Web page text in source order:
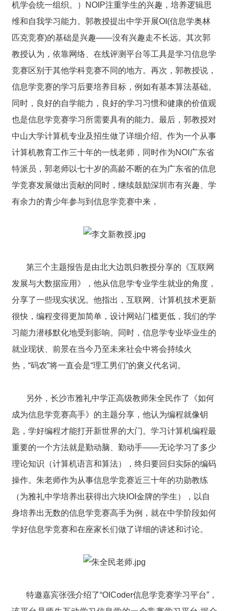
机学会统一组织。）NOIP注重学生的兴趣，培养逻辑思
维和自我学习能力。郭教授提出中学开展OI(信息学奥林
匹克竞赛)的基础是兴趣——没有兴趣走不长远。其次郭
教授认为，依靠网络、在线评测平台等工具是学习信息学
竞赛区别于其他学科竞赛不同的地方。再次，郭教授说，
信息学竞赛的学习后要培养目标，例如有基本算法基础。
同时，良好的自学能力，良好的学习习惯和健康的价值观
也是信息学竞赛学习所需要具有的能力。最后，郭教授对
中山大学计算机专业及招生做了详细介绍。作为一个从事
计算机教育工作三十年的一线老师，同时作为NOI广东省
特派员，郭老师以七十岁的高龄不断的在为广东省的信息
学竞赛发展做出贡献的同时，继续鼓励深圳市有兴趣、学
有余力的青少年参与到信息学竞赛中来，
第三个主题报告是由北大边凯归教授分享的《互联网
发展与大数据应用》，他从信息学专业学生就业的角度，
分享了一些现实状况。他指出，互联网、计算机技术更新
很快，编程变得更加简单，设计网站门槛更低，我们的学
习能力潜移默化地受到影响。同时，信息学专业毕业生的
就业现状、前景在当今乃至未来社会中将会持续火
热，“码农”将一直会是“理工男们”的褒义代名词。
另外，长沙市雅礼中学正高级教师朱全民作了《如何
成为信息学竞赛高手》的主题分享，他认为编程就像钥
匙，学好编程才能打开新世界的大门。学习计算机编程最
重要的一个方法就是勤动脑、勤动手——无论学习了多少
理论知识（计算机语言和算法），终归要回归实际的编码
操作。朱老师作为从事信息学竞赛近三十年的功勋教练
（为雅礼中学培养出获得出六块IOI金牌的学生），以自
身培养出无数的信息学竞赛高手为例，就在中学阶段如何
学好信息学竞赛和在座家长们做了详细的讲述和讨论。
特邀嘉宾张强介绍了“OICoder信息学竞赛学习平台”，